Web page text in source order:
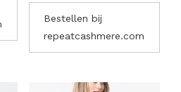
Bestellen bij
repeatcashmere.com